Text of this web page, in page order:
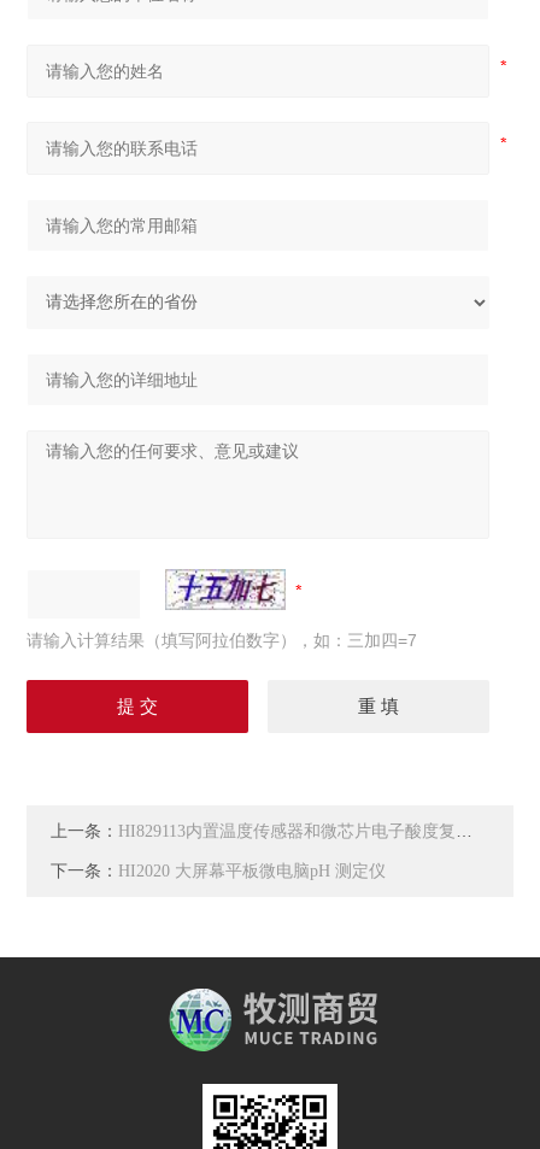
请输入计算结果（填写阿拉伯数字），如：三加四=7
上一条： HI829113内置温度传感器和微芯片电子酸度复合电极
下一条： HI2020 大屏幕平板微电脑pH 测定仪